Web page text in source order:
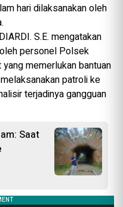
hari dilaksanakan oleh
S.E. mengatakan
personel Polsek
memerlukan bantuan
patroli ke
terjadinya gangguan
Saat